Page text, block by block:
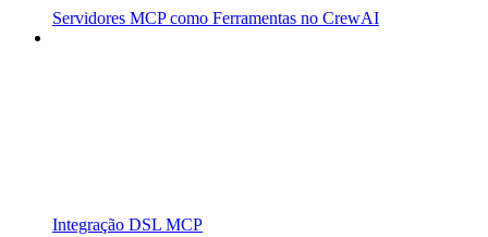
Servidores MCP como Ferramentas no CrewAI
Integração DSL MCP